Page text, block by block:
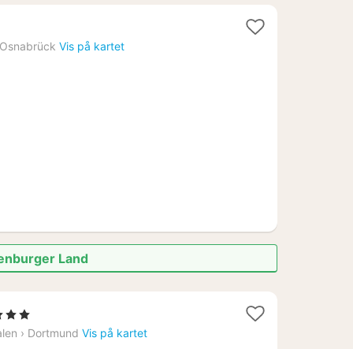
Osnabrück Vis på kartet
Land
› Dortmund Vis på kartet